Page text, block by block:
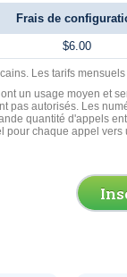
Frais de
$6.00
Les tarifs
un usage moyen et
pas autorisés. Les
quantité d'appels
chaque appel